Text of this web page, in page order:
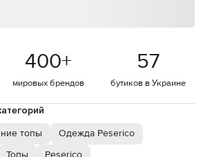
400+
мировых брендов
57
бутиков в Украине
топы
Одежда Peserico